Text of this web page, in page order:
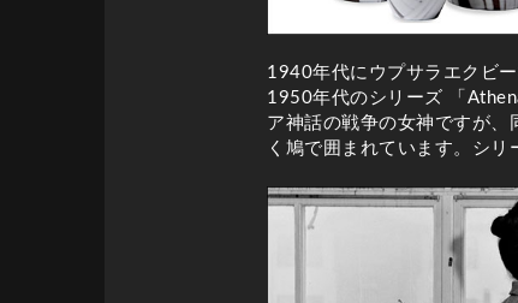
1940年代にウプサラエクビ
1950年代のシリーズ 「
ア神話の戦争の女神ですが
く鳩で囲まれています。シ